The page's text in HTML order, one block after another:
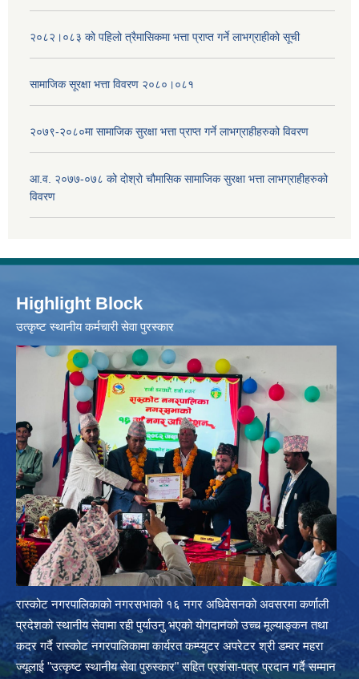
२०८२।०८३ को पहिलो त्रैमासिकमा भत्ता प्राप्‍त गर्ने लाभग्राहीको सूची
सामाजिक सूरक्षा भत्ता विवरण २०८०।०८१
२०७९-२०८०मा सामाजिक सुरक्षा भत्ता प्राप्त गर्ने लाभग्राहीहरुको विवरण
आ.व. २०७७-०७८ को दोश्रो चौमासिक सामाजिक सुरक्षा भत्ता लाभग्राहीहरुको
विवरण
Highlight Block
उत्‍कृष्ट स्थानीय कर्मचारी सेवा पुरस्कार
रास्कोट नगरपालिकाको नगरसभाको १६ नगर अधिवेसनको अवसरमा कर्णाली
प्रदेशको स्थानीय सेवामा रही पुर्याउनु भएको योगदानको उच्च मूल्याङ्कन तथा
कदर गर्दै रास्कोट नगरपालिकामा कार्यरत कम्प्युटर अपरेटर श्री डम्वर महरा
ज्यूलाई "उत्कृष्ट स्थानीय सेवा पुरुस्कार" सहित प्रशंसा-पत्र प्रदान गर्दै सम्मान